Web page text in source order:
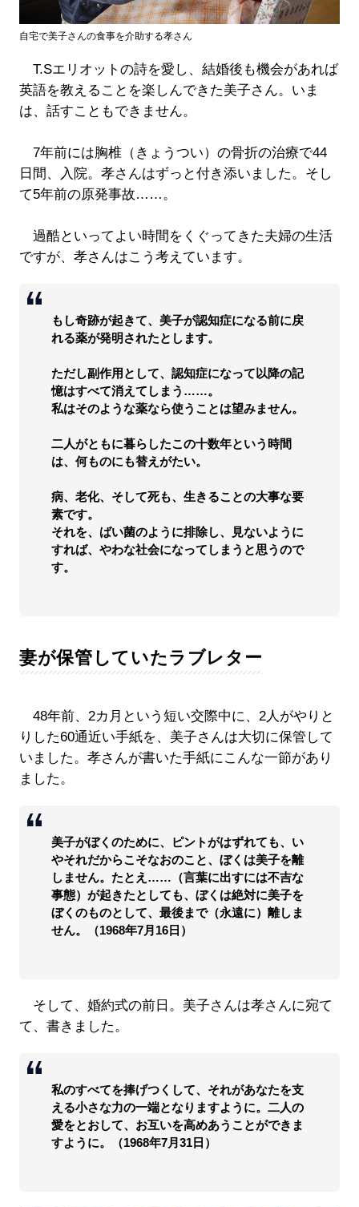
自宅で美子さんの食事を介助する孝さん
T.Sエリオットの詩を愛し、結婚後も機会があれば
英語を教えることを楽しんできた美子さん。いま
は、話すこともできません。
7年前には胸椎（きょうつい）の骨折の治療で44
日間、入院。孝さんはずっと付き添いました。そし
て5年前の原発事故……。
過酷といってよい時間をくぐってきた夫婦の生活
ですが、孝さんはこう考えています。
もし奇跡が起きて、美子が認知症になる前に戻
れる薬が発明されたとします。
ただし副作用として、認知症になって以降の記
憶はすべて消えてしまう……。
私はそのような薬なら使うことは望みません。
二人がともに暮らしたこの十数年という時間
は、何ものにも替えがたい。
病、老化、そして死も、生きることの大事な要
素です。
それを、ばい菌のように排除し、見ないように
すれば、やわな社会になってしまうと思うので
す。
妻が保管していたラブレター
48年前、2カ月という短い交際中に、2人がやりと
りした60通近い手紙を、美子さんは大切に保管して
いました。孝さんが書いた手紙にこんな一節があり
ました。
美子がぼくのために、ピントがはずれても、い
やそれだからこそなおのこと、ぼくは美子を離
しません。たとえ……（言葉に出すには不吉な
事態）が起きたとしても、ぼくは絶対に美子を
ぼくのものとして、最後まで（永遠に）離しま
せん。（1968年7月16日）
そして、婚約式の前日。美子さんは孝さんに宛て
て、書きました。
私のすべてを捧げつくして、それがあなたを支
える小さな力の一端となりますように。二人の
愛をとおして、お互いを高めあうことができま
すように。（1968年7月31日）